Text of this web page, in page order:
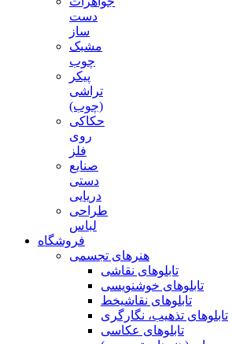
دست
ساز
مشبک
چوب
پیکر
تراشی
(چوب)
حکاکی
روی
فلز
صنایع
دستی
دریایی
طراحی
لباس
فروشگاه
هنرهای تجسمی
تابلوهای نقاشی
تابلوهای خوشنویسی
تابلوهای نقاشیخط
تابلوهای تذهیب، نگارگری
تابلوهای عکاسی